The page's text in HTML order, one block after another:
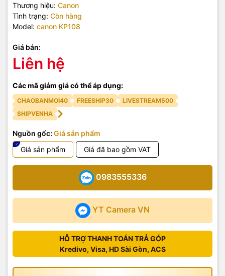
Thương hiệu: Canon
Tình trạng: Còn hàng
Model: canon KP108
Giá bán:
Liên hệ
Các mã giảm giá có thể áp dụng:
CHAOBANMOI40 FREESHIP30
LIVESTREAM500
SHIPVENHA
Nguồn gốc: Giá sản phẩm
Giá sản phẩm
Giá đã bao gồm VAT
YT Camera VN
0983555336
HỖ TRỢ THANH TOÁN TRẢ GÓP
Kredivo, Visa, HD Sài Gòn, ACS